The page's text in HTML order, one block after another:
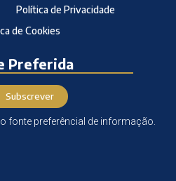
Política de Privacidade
de Cookies
Preferida
Subscrever
fonte preferêncial de informação.